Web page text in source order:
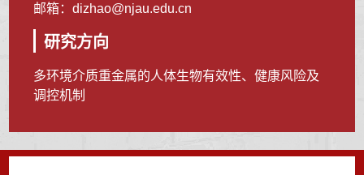
邮箱：dizhao@njau.edu.cn
研究方向
多环境介质重金属的人体生物有效性、健康风险及
调控机制